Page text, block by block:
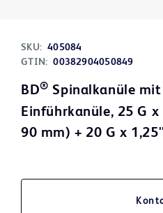
SKU: 405084
GTIN: 00382904050849
BD® Spinalkanüle
Einführkanüle, 25 G
90 mm) + 20 G x